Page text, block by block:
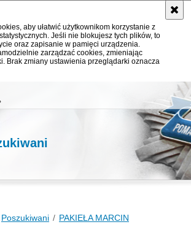
aby ułatwić użytkownikom korzystanie z
Jeśli nie blokujesz tych plików, to
oraz zapisanie w pamięci urządzenia.
zarządzać cookies, zmieniając
Brak zmiany ustawienia przeglądarki oznacza
Poszukiwani PAKIEŁA MARCIN